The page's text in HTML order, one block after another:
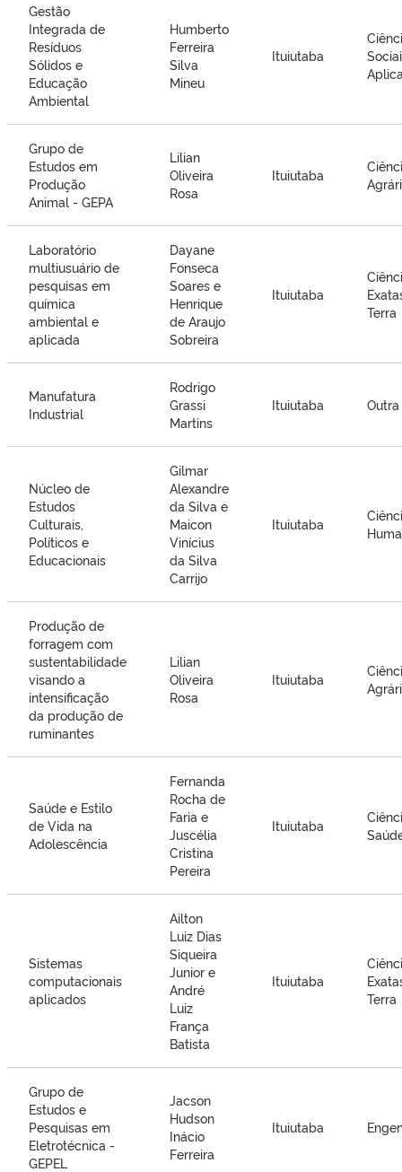
Gestão
Integrada de
Resíduos
Sólidos e
Educação
Ambiental
Humberto
Ferreira
Silva
Mineu
Ituiutaba
Grupo de
Estudos em
Produção
Animal - GEPA
Lilian
Oliveira
Rosa
Ituiutaba
Laboratório
multiusuário de
pesquisas em
química
ambiental e
aplicada
Dayane
Fonseca
Soares e
Henrique
de Araujo
Sobreira
Ituiutaba
Terra
Manufatura
Industrial
Rodrigo
Grassi
Martins
Ituiutaba Outra
Núcleo de
Estudos
Culturais,
Políticos e
Educacionais
Gilmar
Alexandre
da Silva e
Maicon
Vinícius
da Silva
Carrijo
Ituiutaba
Produção de
forragem com
sustentabilidade
visando a
intensificação
da produção de
ruminantes
Lilian
Oliveira
Rosa
Ituiutaba
Saúde e Estilo
de Vida na
Adolescência
Fernanda
Rocha de
Faria e
Juscélia
Cristina
Pereira
Ituiutaba
Sistemas
computacionais
aplicados
Ailton
Luiz Dias
Siqueira
Junior e
André
Luiz
França
Batista
Ituiutaba
Terra
Grupo de
Estudos e
Pesquisas em
Eletrotécnica -
GEPEL
Jacson
Hudson
Inácio
Ferreira
Ituiutaba